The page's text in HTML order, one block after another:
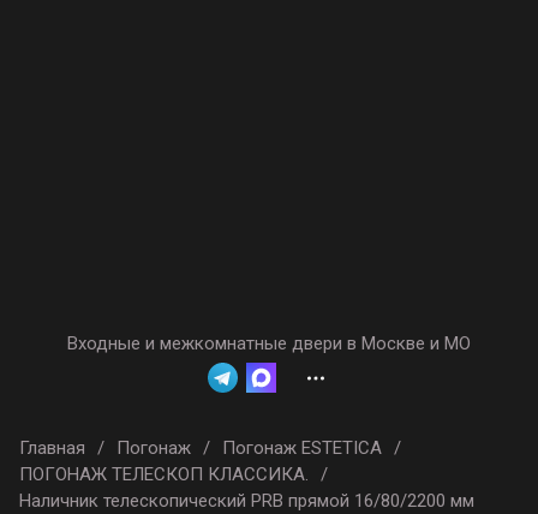
Входные и межкомнатные двери в Москве и МО
Главная / Погонаж / Погонаж ESTETICA /
ПОГОНАЖ ТЕЛЕСКОП КЛАССИКА.
/
Наличник телескопический PRB прямой 16/80/2200 мм